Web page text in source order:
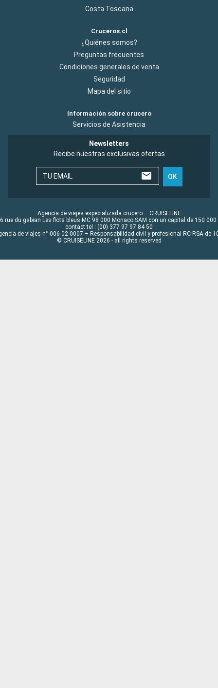
Costa Toscana
Cruceros.cl
¿Quiénes somos?
Preguntas frecuentes
Condiciones generales de venta
Seguridad
Mapa del sitio
Información sobre crucero
Servicios de Asistencia
Newsletters
Recibe nuestras exclusivas ofertas
TU EMAIL OK
Agencia de viajes especializada crucero – CRUISELINE
rue du gabian Les flots bleus MC 98 000 Monaco SAM con un capital de 150 000
contact tel : (00) 377 97 97 84 50
de viajes n° 006 02 0007 – Responsabilidad civil y profesional RC RSA de
© CRUISELINE 2026 - all rights reserved